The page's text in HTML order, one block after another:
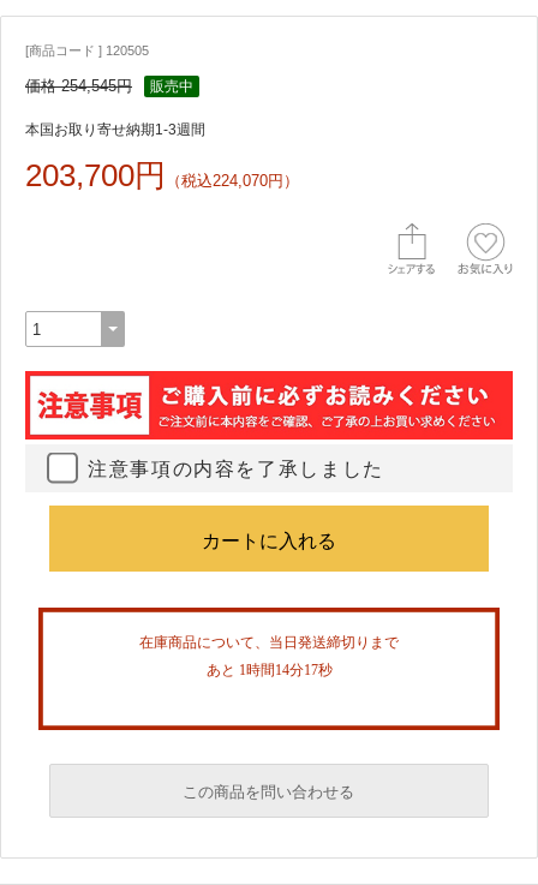
[商品コード ] 120505
価格 254,545円 販売中
本国お取り寄せ納期1-3週間
203,700円 （税込224,070円）
注意事項の内容を了承しました
在庫商品について、当日発送締切りまで
あと 1時間14分16秒
この商品を問い合わせる